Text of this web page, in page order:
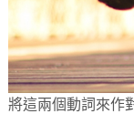
將這兩個動詞來作